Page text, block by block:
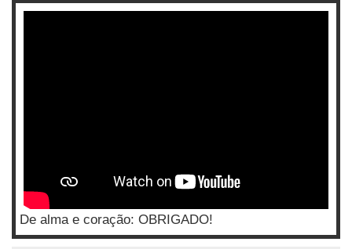
De alma e coração: OBRIGADO!